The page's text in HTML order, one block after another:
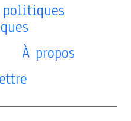
À propos